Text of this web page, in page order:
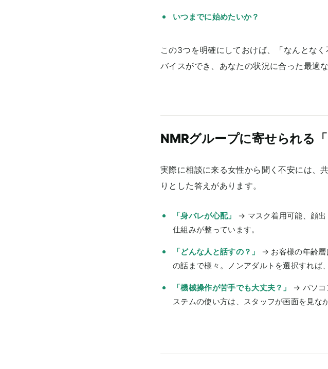
いつまでに始めたいか？
この3つを明確にしておけば、「なんとな
バイスができ、あなたの状況に合った最適
NMRグループに寄せられる
実際に相談に来る女性から聞く不安には、
りとした答えがあります。
「身バレが心配」
→ マスク着用可能、顔出
仕組みが整っています。
「どんな人と話すの？」
→ お客様の年齢層
の話まで様々。ノンアダルトを選択すれば
「機械操作が苦手でも大丈夫？」
→ パソコ
ステムの使い方は、スタッフが画面を見な